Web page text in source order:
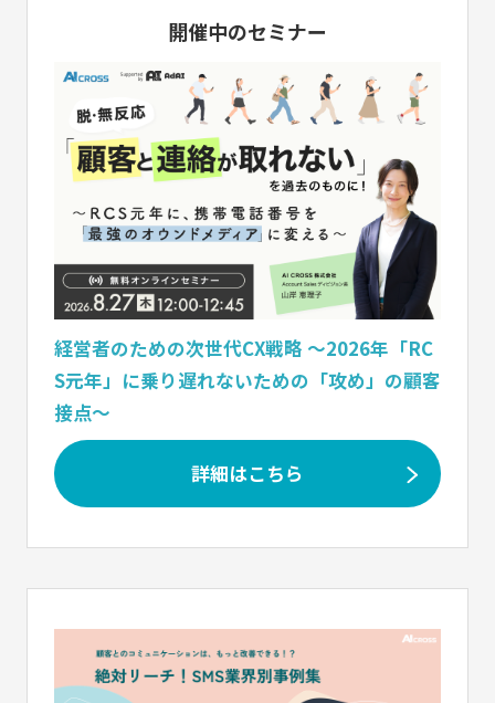
開催中のセミナー
経営者のための次世代CX戦略 〜2026年「RC
S元年」に乗り遅れないための「攻め」の顧客
接点〜
詳細はこちら